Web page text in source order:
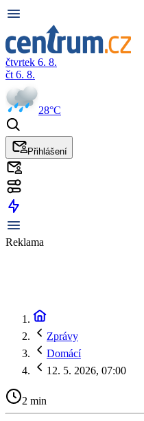
čtvrtek 6. 8.
čt 6. 8.
28°C
Přihlášení
Reklama
Zprávy
Domácí
12. 5. 2026, 07:00
2 min